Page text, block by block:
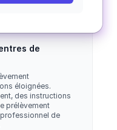
de
éloignées.
des instructions
prélèvement
de